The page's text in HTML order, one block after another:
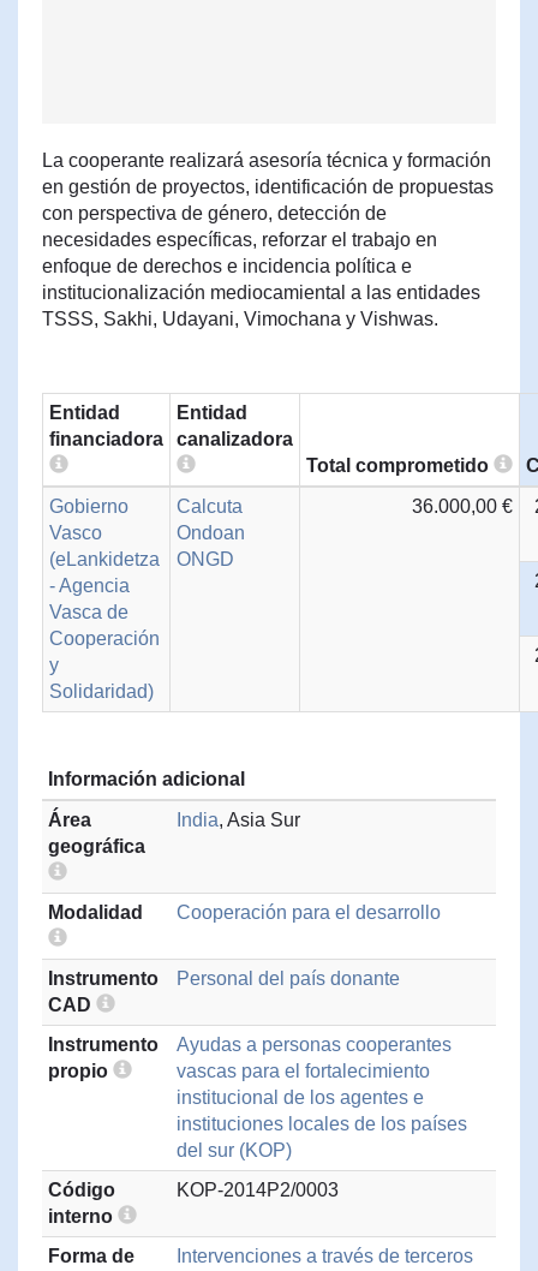
La cooperante realizará asesoría técnica y formación
en gestión de proyectos, identificación de propuestas
con perspectiva de género, detección de
necesidades específicas, reforzar el trabajo en
enfoque de derechos e incidencia política e
institucionalización mediocamiental a las entidades
TSSS, Sakhi, Udayani, Vimochana y Vishwas.
Entidad
financiadora
Entidad
canalizadora
Total comprometido
Gobierno
Vasco
(eLankidetza
- Agencia
Vasca de
Cooperación
y
Solidaridad)
Calcuta
Ondoan
ONGD
36.000,00 €
Información adicional
Área
geográfica
India, Asia Sur
Modalidad Cooperación para el desarrollo
Instrumento
CAD
Personal del país donante
Instrumento
propio
Ayudas a personas cooperantes
vascas para el fortalecimiento
institucional de los agentes e
instituciones locales de los países
del sur (KOP)
Código
interno
KOP-2014P2/0003
Forma de
Intervenciones a través de terceros